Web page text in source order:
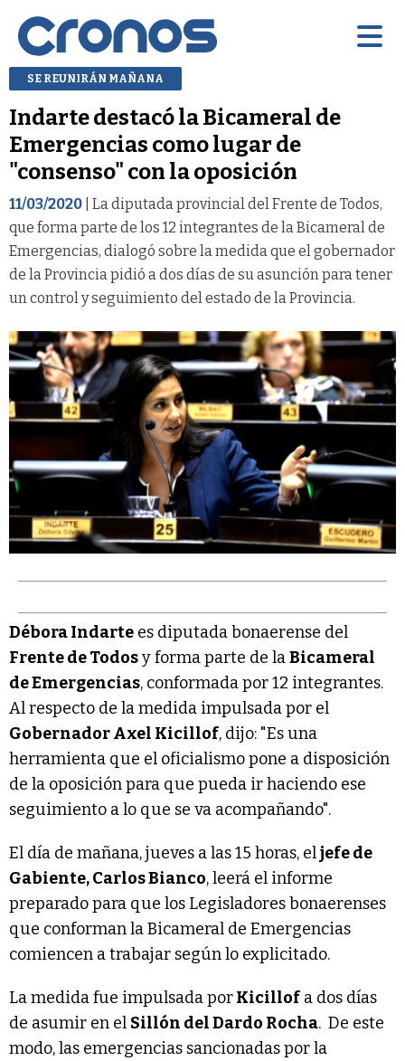
SE REUNIRÁN MAÑANA
Indarte destacó la Bicameral de
Emergencias como lugar de
"consenso" con la oposición
11/03/2020 | La diputada provincial del Frente de Todos,
que forma parte de los 12 integrantes de la Bicameral de
Emergencias, dialogó sobre la medida que el gobernador
de la Provincia pidió a dos días de su asunción para tener
un control y seguimiento del estado de la Provincia.
Débora Indarte es diputada bonaerense del
Frente de Todosy forma parte de laBicameral
de Emergencias, conformada por 12 integrantes.
Al respecto de la medida impulsada por el
Gobernador Axel Kicillof, dijo: "Es una
herramienta que el oficialismo pone a disposición
de la oposición para que pueda ir haciendo ese
seguimiento a lo que se va acompañando".
El día de mañana, jueves a las 15 horas, eljefe de
Gabiente, Carlos Bianco, leerá el informe
preparado para que los Legisladores bonaerenses
que conforman la Bicameral de Emergencias
comiencen a trabajar según lo explicitado.
La medida fue impulsada porKicillofa dos días
de asumir en el Sillón del Dardo Rocha. De este
modo, las emergencias sancionadas por la